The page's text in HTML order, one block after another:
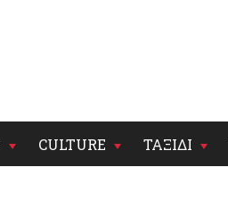
CULTURE ΤΑΞΙΔΙ